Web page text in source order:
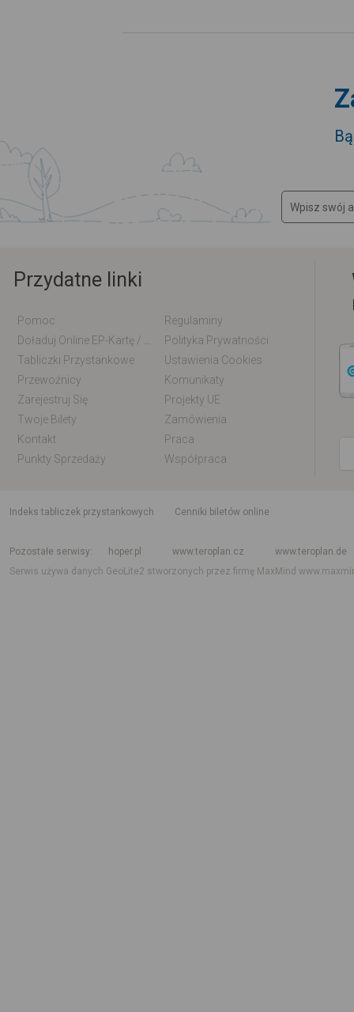
Przydatne linki
Pomoc
Regulaminy
Polityka Prywatności
Tabliczki Przystankowe
Ustawienia Cookies
Przewoźnicy
Komunikaty
Zarejestruj Się
Projekty UE
Twoje Bilety
Zamówienia
Kontakt
Praca
Punkty Sprzedaży
Współpraca
indeks tabliczek przystankowych
Cenniki biletów online
Pozostałe serwisy
hoper.pl www.teroplan.cz
www.teroplan.de
Serwis używa danych GeoLite2 stworzonych przez firmę MaxMind